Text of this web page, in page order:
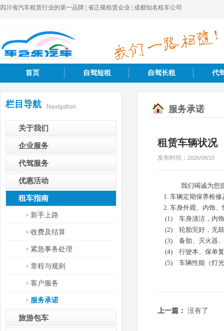
四川省汽车租赁行业的第一品牌 | 省正规租赁企业 | 成都知名租车公司
首页 自驾短租 自驾长租 代
栏目导航 Navigation
关于我们
企业服务
代驾服务
优惠活动
租车指南
> 新手上路
> 收费及结算
> 紧急事务处理
> 章程与规则
> 客户服务
> 服务承诺
旅游包车
服务承诺
租赁车辆状况
发布时间： 2026/08/10
我们竭诚为您
1. 车辆定期保养检修
2. 车身外观、内饰、
(1) 车身清洁，内饰
(2) 轮胎完好，无鼓
(3) 备胎、灭火器、
(4) 行驶本、保单复
(5) 车辆性能（灯光
上一篇： 没有了